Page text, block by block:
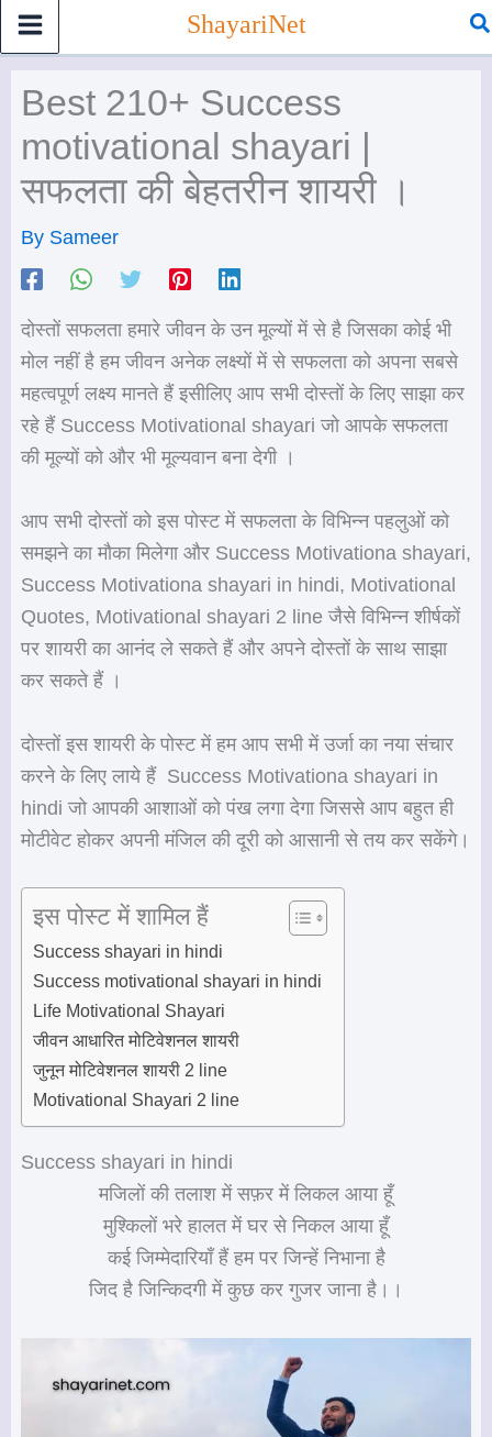
Skip
to
ShayariNet
Best 210+ Success
motivational shayari |
सफलता की बेहतरीन शायरी ।
By Sameer
दोस्तों सफलता हमारे जीवन के उन मूल्यों में से है जिसका कोई भी
मोल नहीं है हम जीवन अनेक लक्ष्यों में से सफलता को अपना सबसे
महत्वपूर्ण लक्ष्य मानते हैं इसीलिए आप सभी दोस्तों के लिए साझा कर
रहे हैं Success Motivational shayari जो आपके सफलता
की मूल्यों को और भी मूल्यवान बना देगी ।
आप सभी दोस्तों को इस पोस्ट में सफलता के विभिन्न पहलुओं को
समझने का मौका मिलेगा और Success Motivationa shayari,
Success Motivationa shayari in hindi, Motivational
Quotes, Motivational shayari 2 line जैसे विभिन्न शीर्षकों
पर शायरी का आनंद ले सकते हैं और अपने दोस्तों के साथ साझा
कर सकते हैं ।
दोस्तों इस शायरी के पोस्ट में हम आप सभी में उर्जा का नया संचार
करने के लिए लाये हैं Success Motivationa shayari in
hindi जो आपकी आशाओं को पंख लगा देगा जिससे आप बहुत ही
मोटीवेट होकर अपनी मंजिल की दूरी को आसानी से तय कर सकेंगे।
इस पोस्ट में शामिल हैं
Success shayari in hindi
Success motivational shayari in hindi
Life Motivational Shayari
जीवन आधारित मोटिवेशनल शायरी
जुनून मोटिवेशनल शायरी 2 line
Motivational Shayari 2 line
Success shayari in hindi
मजिलों की तलाश में सफ़र में लिकल आया हूँ
मुश्किलों भरे हालत में घर से निकल आया हूँ
कई जिम्मेदारियाँ हैं हम पर जिन्हें निभाना है
जिद है जिन्किदगी में कुछ कर गुजर जाना है।।